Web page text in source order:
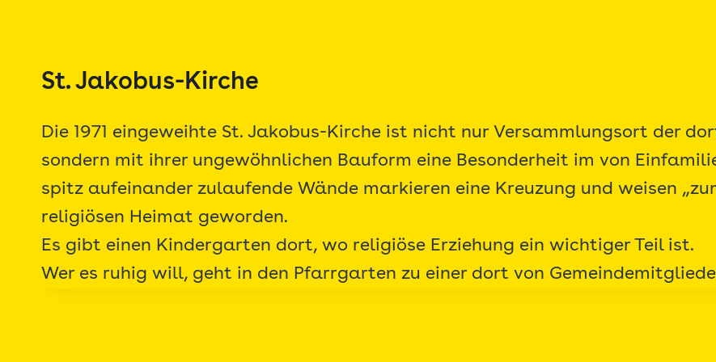
springen
St. Jakobus-Kirche
Die 1971 eingeweihte St. Jakobus-Kirche ist nicht nur Versammlungsort der
sondern mit ihrer ungewöhnlichen Bauform eine Besonderheit im von
spitz aufeinander zulaufende Wände markieren eine Kreuzung und weisen
religiösen Heimat geworden.
Es gibt einen Kindergarten dort, wo religiöse Erziehung ein wichtiger Teil ist.
Wer es ruhig will, geht in den Pfarrgarten zu einer dort von